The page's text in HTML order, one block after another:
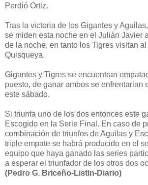
Perdió Ortiz.
Tras la victoria de los Gigantes y
se miden esta noche en el Julián Javier
de la noche, en tanto los Tigres visitan
Quisqueya.
Gigantes y Tigres se encuentran
puesto, de ganar ambos se enfrentarian
este sábado.
Si triunfa uno de los dos entonces este
Escogido en la Serie Final. En caso de
combinación de triunfos de Aguilas y
triple empate se habrá producido en el
equipo que haya ganado las series
a esperar el triunfador de los otros dos
(Pedro G. Briceño-Listin-Diario)